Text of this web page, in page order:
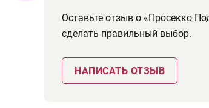
Оставьте отзыв о «Просекко
сделать правильный выбор.
НАПИСАТЬ ОТЗЫВ